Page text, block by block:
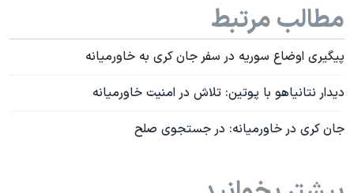
مطالب مرتبط
پیگیری اوضاع سوریه در سفر جان کری به خاورمیانه
دیدار نتانیاهو با پوتین: تلاش در امنیت خاورمیانه
جان کری در خاورمیانه: در جستجوی صلح